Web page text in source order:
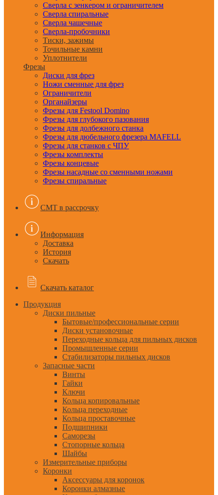
Сверла с зенкером и ограничителем
Сверла спиральные
Сверла чашечные
Сверла-пробочники
Тиски, зажимы
Точильные камни
Уплотнители
Фрезы
Диски для фрез
Ножи сменные для фрез
Ограничители
Органайзеры
Фрезы для Festool Domino
Фрезы для глубокого пазования
Фрезы для долбежного станка
Фрезы для дюбельного фрезера MAFELL
Фрезы для станков с ЧПУ
Фрезы комплекты
Фрезы концевые
Фрезы насадные со сменными ножами
Фрезы спиральные
CMT в рассрочку
Информация
Доставка
История
Скачать
Скачать каталог
Продукция
Диски пильные
Бытовые/профессиональные серии
Диски установочные
Переходные кольца для пильных дисков
Промышленные серии
Стабилизаторы пильных дисков
Запасные части
Винты
Гайки
Ключи
Кольца копировальные
Кольца переходные
Кольца проставочные
Подшипники
Саморезы
Стопорные кольца
Шайбы
Измерительные приборы
Коронки
Аксессуары для коронок
Коронки алмазные